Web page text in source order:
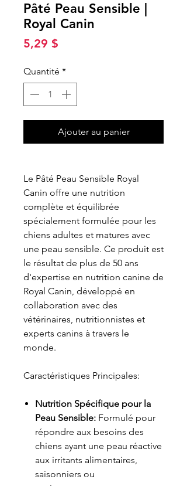
Pâté Peau Sensible |
Royal Canin
5,29 $
Quantité *
Ajouter au panier
Le Pâté Peau Sensible Royal
Canin offre une nutrition
complète et équilibrée
spécialement formulée pour les
chiens adultes et matures avec
une peau sensible. Ce produit est
le résultat de plus de 50 ans
d'expertise en nutrition canine de
Royal Canin, développé en
collaboration avec des
vétérinaires, nutritionnistes et
experts canins à travers le
monde.
Caractéristiques Principales:
Nutrition Spécifique pour la
Peau Sensible: Formulé pour
répondre aux besoins des
chiens ayant une peau réactive
aux irritants alimentaires,
saisonniers ou